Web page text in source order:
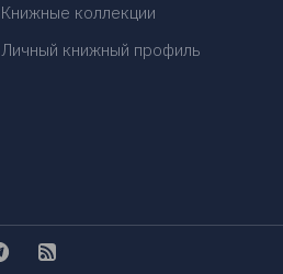
Книжные коллекции
Личный книжный профиль